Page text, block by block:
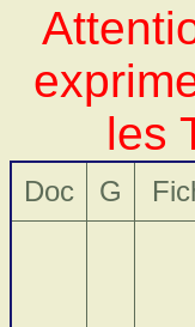
les
Doc G